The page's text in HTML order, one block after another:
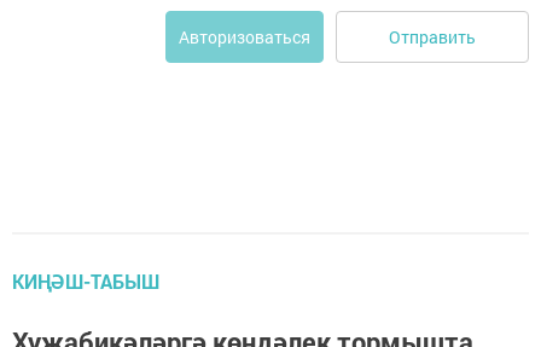
Авторизоваться Отправить
КИҢӘШ-ТАБЫШ